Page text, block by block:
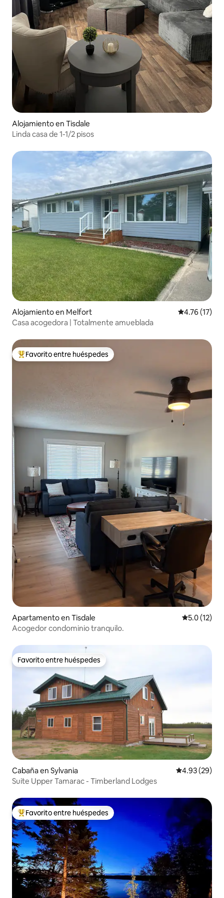
Alojamiento en Tisdale
Linda casa de 1-1/2 pisos
Alojamiento en Melfort Calificación
4.76 (17)
Casa acogedora | Totalmente amueblada
Favorito entre huéspedes preferido
Favorito entre huéspedes
Apartamento en Tisdale Calificación
5.0 (12)
Acogedor condominio tranquilo.
Favorito entre huéspedes
Favorito entre huéspedes
Cabaña en Sylvania Calificación
4.93 (29)
Suite Upper Tamarac - Timberland Lodges
Favorito entre huéspedes preferido
Favorito entre huéspedes